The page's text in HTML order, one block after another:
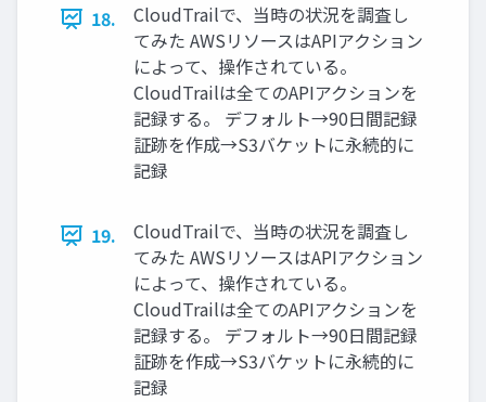
18.
CloudTrailで、当時の状況を調査し
てみた AWSリソースはAPIアクション
によって、操作されている。
CloudTrailは全てのAPIアクションを
記録する。 デフォルト→90日間記録
証跡を作成→S3バケットに永続的に
記録
19.
CloudTrailで、当時の状況を調査し
てみた AWSリソースはAPIアクション
によって、操作されている。
CloudTrailは全てのAPIアクションを
記録する。 デフォルト→90日間記録
証跡を作成→S3バケットに永続的に
記録